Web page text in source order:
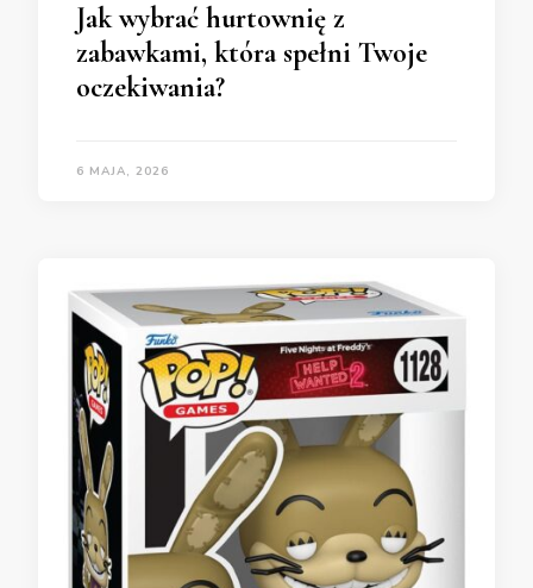
Jak wybrać hurtownię z
zabawkami, która spełni Twoje
oczekiwania?
6 MAJA, 2026